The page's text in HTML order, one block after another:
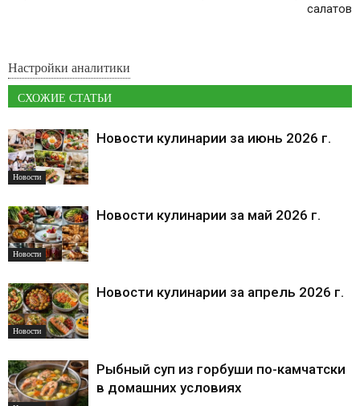
салатов
Настройки аналитики
СХОЖИЕ СТАТЬИ
Новости
Новости кулинарии за июнь 2026 г.
Новости
Новости кулинарии за май 2026 г.
Новости
Новости кулинарии за апрель 2026 г.
Рыбный суп из горбуши по-камчатски
в домашних условиях